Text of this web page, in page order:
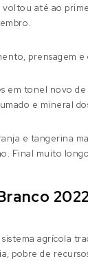
até ao
prensagem
em tonel novo
e mineral
e tangerina
Final muito
2022
agrícola
pobre de